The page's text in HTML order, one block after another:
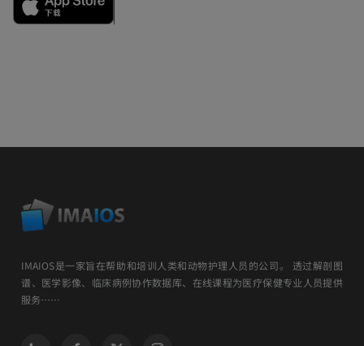
IMAIOS是一家旨在帮助和培训人类和动物护理人员的公司。 透过解剖图
谱、医学影像、临床病例协作数据库、在线课程为医疗保健专业人员提供
服务……